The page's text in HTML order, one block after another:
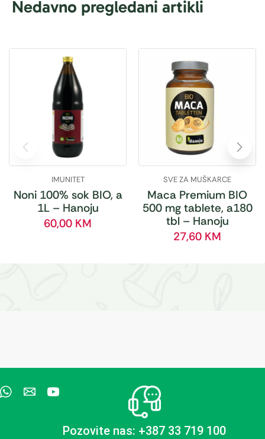
Nedavno pregledani artikli
IMUNITET
Noni 100% sok BIO, a
1L – Hanoju
60,00 KM
SVE ZA MUŠKARCE
Maca Premium BIO
500 mg tablete, a180
tbl – Hanoju
27,60 KM
Pozovite nas: +387 33 719 100